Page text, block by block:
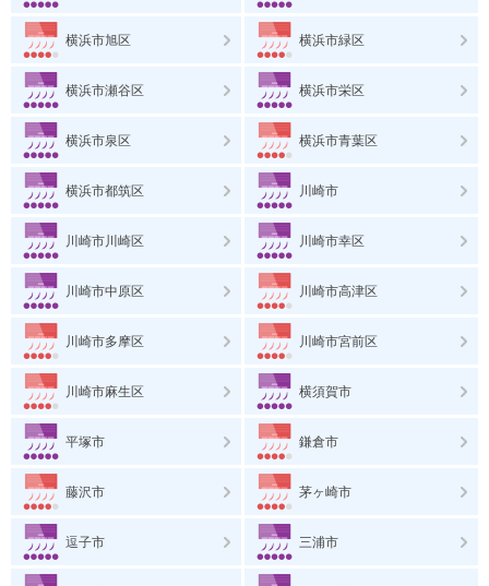
横浜市旭区 横浜市緑区
横浜市瀬谷区 横浜市栄区
横浜市泉区 横浜市青葉区
横浜市都筑区 川崎市
川崎市川崎区 川崎市幸区
川崎市中原区 川崎市高津区
川崎市多摩区 川崎市宮前区
川崎市麻生区 横須賀市
平塚市 鎌倉市
藤沢市 茅ヶ崎市
逗子市 三浦市